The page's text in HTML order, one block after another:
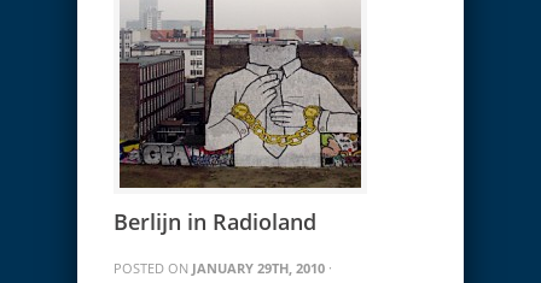
Berlijn in Radioland
POSTED ON JANUARY 29TH, 2010 ·